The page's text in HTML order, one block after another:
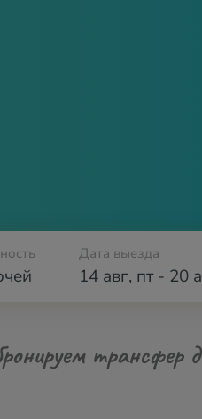
Дата выезда
14 авг, пт- 20
трансфер